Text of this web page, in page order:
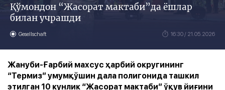
Қўмондон “Жасорат мактаби”да ёшлар
билан учрашди
Gesellschaft 16:30 / 21.05.2026
Жануби-Ғарбий махсус ҳарбий округининг
“Термиз” умумқўшин дала полигонида ташкил
этилган 10 кунлик “Жасорат мактаби” ўқув йиғини